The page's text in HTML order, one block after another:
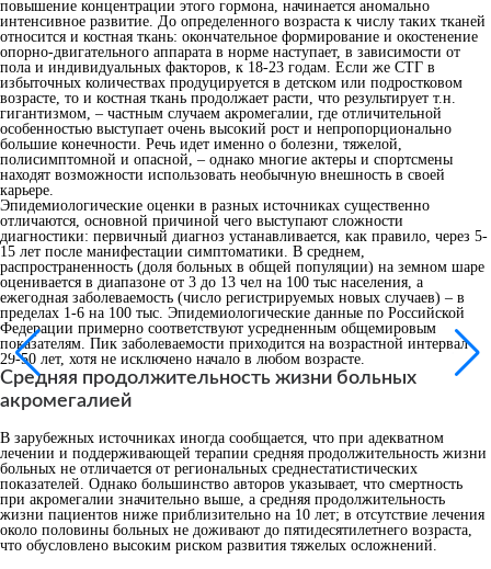
повышение концентрации этого гормона, начинается аномально
интенсивное развитие. До определенного возраста к числу таких тканей
относится и костная ткань: окончательное формирование и окостенение
опорно-двигательного аппарата в норме наступает, в зависимости от
пола и индивидуальных факторов, к 18-23 годам. Если же СТГ в
избыточных количествах продуцируется в детском или подростковом
возрасте, то и костная ткань продолжает расти, что результирует т.н.
гигантизмом, – частным случаем акромегалии, где отличительной
особенностью выступает очень высокий рост и непропорционально
большие конечности. Речь идет именно о болезни, тяжелой,
полисимптомной и опасной, – однако многие актеры и спортсмены
находят возможности использовать необычную внешность в своей
карьере.
Эпидемиологические оценки в разных источниках существенно
отличаются, основной причиной чего выступают сложности
диагностики: первичный диагноз устанавливается, как правило, через 5-
15 лет после манифестации симптоматики. В среднем,
распространенность (доля больных в общей популяции) на земном шаре
оценивается в диапазоне от 3 до 13 чел на 100 тыс населения, а
ежегодная заболеваемость (число регистрируемых новых случаев) – в
пределах 1-6 на 100 тыс. Эпидемиологические данные по Российской
Федерации примерно соответствуют усредненным общемировым
показателям. Пик заболеваемости приходится на возрастной интервал
29-50 лет, хотя не исключено начало в любом возрасте.
Cредняя продолжительность жизни больных
акромегалией
В зарубежных источниках иногда сообщается, что при адекватном
лечении и поддерживающей терапии средняя продолжительность жизни
больных не отличается от региональных среднестатистических
показателей. Однако большинство авторов указывает, что смертность
при акромегалии значительно выше, а средняя продолжительность
жизни пациентов ниже приблизительно на 10 лет; в отсутствие лечения
около половины больных не доживают до пятидесятилетнего возраста,
что обусловлено высоким риском развития тяжелых осложнений.